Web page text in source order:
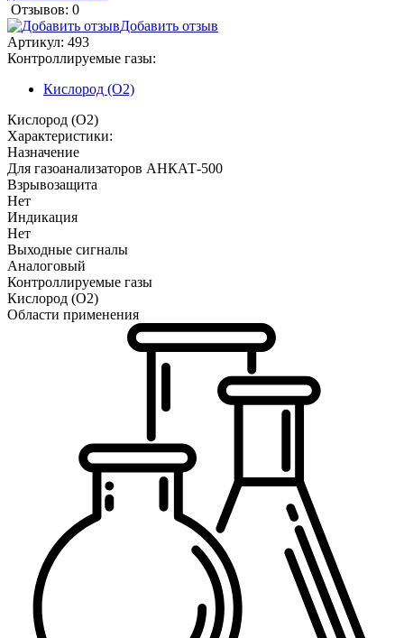
Отзывов: 0
Добавить отзыв
Артикул: 493
Контроллируемые газы:
Кислород (O2)
Кислород (O2)
Характеристики:
Назначение
Для газоанализаторов АНКАТ-500
Взрывозащита
Нет
Индикация
Нет
Выходные сигналы
Аналоговый
Контроллируемые газы
Кислород (O2)
Области применения